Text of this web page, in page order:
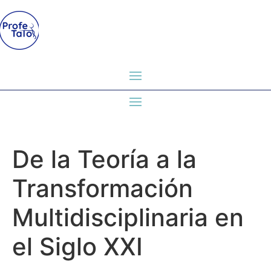
De la Teoría a la
Transformación
Multidisciplinaria en
el Siglo XXI